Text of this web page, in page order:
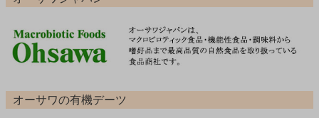
オーサワの有機デーツ